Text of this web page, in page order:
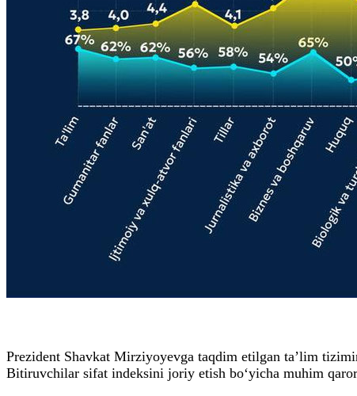
Prezident Shavkat Mirziyoyevga taqdim etilgan ta’lim
Bitiruvchilar sifat indeksini joriy etish bo‘yicha muhim